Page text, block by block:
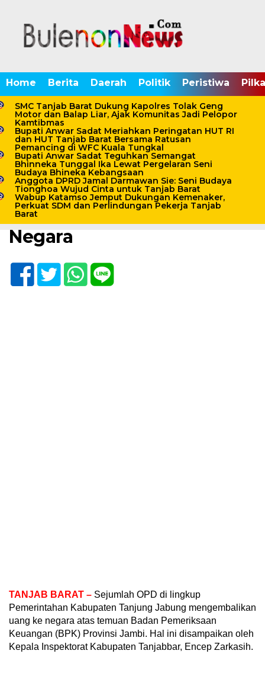
Home Berita Daerah Politik Peristiwa
SMC Tanjab Barat Dukung Kapolres Tolak Geng
Motor dan Balap Liar, Ajak Komunitas Jadi Pelopor
Kamtibmas
Bupati Anwar Sadat Meriahkan Peringatan HUT RI
dan HUT Tanjab Barat Bersama Ratusan
Pemancing di WFC Kuala Tungkal
Bupati Anwar Sadat Teguhkan Semangat
Bhinneka Tunggal Ika Lewat Pergelaran Seni
Budaya Bhineka Kebangsaan
Anggota DPRD Jamal Darmawan Sie: Seni Budaya
Tionghoa Wujud Cinta untuk Tanjab Barat
Wabup Katamso Jemput Dukungan Kemenaker,
Perkuat SDM dan Perlindungan Pekerja Tanjab
Barat
Home /Tanjab Barat
Senin, 10 Agustus 2020 - 11:40 WIB
Hasil Temuan BPK,
Sejumlah OPD Tanjabar
Diminta Kembalikan Uang
Negara
TANJAB BARAT – Sejumlah OPD di lingkup
Pemerintahan Kabupaten Tanjung Jabung mengembalikan
uang ke negara atas temuan Badan Pemeriksaan
Keuangan (BPK) Provinsi Jambi. Hal ini disampaikan oleh
Kepala Inspektorat Kabupaten Tanjabbar, Encep Zarkasih.